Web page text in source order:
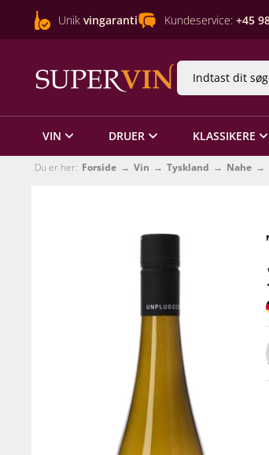
Unik vingaranti Kundeservice: +45
VIN DRUER KLASSIKERE
Du er her: Forside Vin Tyskland Nahe